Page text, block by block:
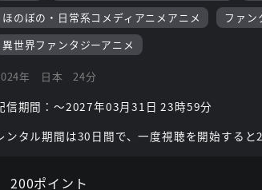
ほのぼの・日常系コメディアニメアニメ
ファン
異世界ファンタジーアニメ
年 日本 24分
信期間：～2027年03月31日 23時59分
ンタル期間は30日間で、一度視聴を開始すると
200ポイント